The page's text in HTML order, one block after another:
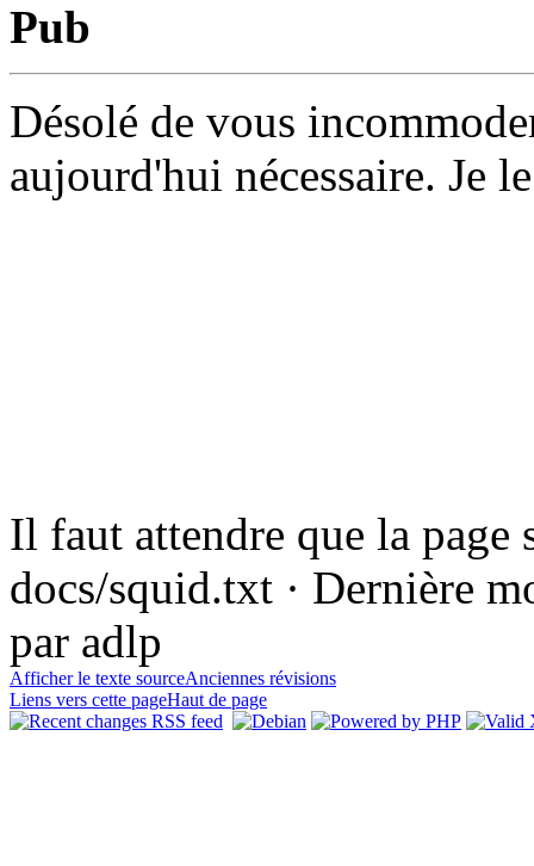
Pub
Désolé de vous
aujourd'hui nécessaire. Je
Il faut attendre que la
docs/squid.txt · Dernière
par adlp
Afficher le texte sourceAnciennes révisions
Liens vers cette pageHaut de page